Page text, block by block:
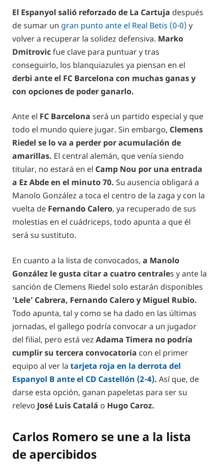
El Espanyol salió reforzado de La Cartuja después
de sumar un gran punto ante el Real Betis (0-0) y
volver a recuperar la solidez defensiva. Marko
Dmitrovicfue clave para puntuar y tras
conseguirlo, los blanquiazules ya piensan en el
derbi ante el FC Barcelona con muchas ganas y
con opciones de poder ganarlo.
Ante el FC Barcelona será un partido especial y que
todo el mundo quiere jugar. Sin embargo, Clemens
Riedel se lo va a perder por acumulación de
amarillas. El central alemán, que venía siendo
titular, no estará en el Camp Nou por una entrada
a Ez Abde en el minuto 70. Su ausencia obligará a
Manolo González a toca el centro de la zaga y con la
vuelta de Fernando Calero, ya recuperado de sus
molestias en el cuádriceps, todo apunta a que él
será su sustituto.
En cuanto a la lista de convocados, a Manolo
González le gusta citar a cuatro centrales y ante la
sanción de Clemens Riedel solo estarán disponibles
‘Lele’ Cabrera, Fernando Calero y Miguel Rubio.
Todo apunta, tal y como se ha dado en las últimas
jornadas, el gallego podría convocar a un jugador
del filial, pero está vez Adama Timera no podría
cumplir su tercera convocatoria con el primer
equipo al ver la tarjeta roja en la derrota del
Espanyol B ante el CD Castellón (2-4). Así que, de
darse esta opción, ganan papeletas para ser su
relevo José Luis Catalá o Hugo Caroz.
Carlos Romero se une a la lista
de apercibidos